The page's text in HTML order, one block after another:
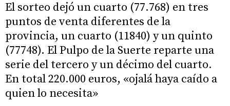
El sorteo dejó un cuarto (77.768) en tres
puntos de venta diferentes de la
provincia, un cuarto (11840) y un quinto
(77748). El Pulpo de la Suerte reparte una
serie del tercero y un décimo del cuarto.
En total 220.000 euros, «ojalá haya caído a
quien lo necesita»